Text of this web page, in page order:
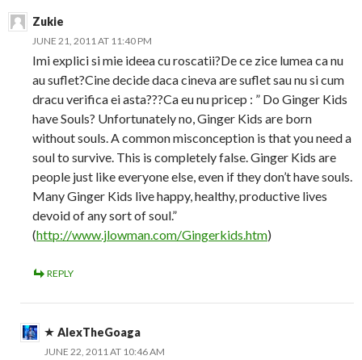
Zukie
JUNE 21, 2011 AT 11:40 PM
Imi explici si mie ideea cu roscatii?De ce zice lumea ca nu
au suflet?Cine decide daca cineva are suflet sau nu si cum
dracu verifica ei asta???Ca eu nu pricep : ” Do Ginger Kids
have Souls? Unfortunately no, Ginger Kids are born
without souls. A common misconception is that you need a
soul to survive. This is completely false. Ginger Kids are
people just like everyone else, even if they don’t have souls.
Many Ginger Kids live happy, healthy, productive lives
devoid of any sort of soul.”
(http://www.jlowman.com/Gingerkids.htm)
REPLY
AlexTheGoaga
JUNE 22, 2011 AT 10:46 AM